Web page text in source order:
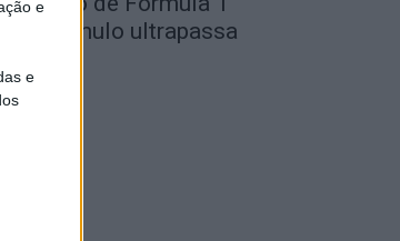
e
e
Caramulo ultrapassa